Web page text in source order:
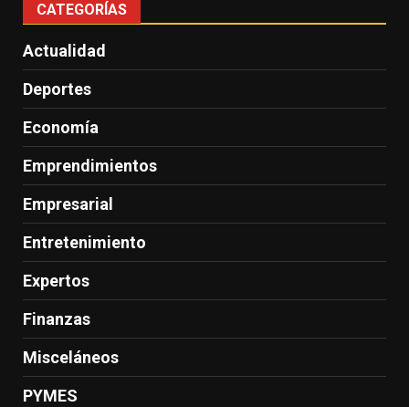
CATEGORÍAS
Actualidad
Deportes
Economía
Emprendimientos
Empresarial
Entretenimiento
Expertos
Finanzas
Misceláneos
PYMES